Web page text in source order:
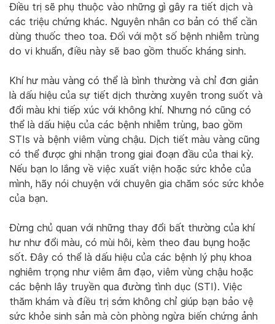
Điều trị sẽ phụ thuộc vào những gì gây ra tiết dịch và
các triệu chứng khác. Nguyên nhân cơ bản có thể cần
dùng thuốc theo toa. Đối với một số bệnh nhiễm trùng
do vi khuẩn, điều này sẽ bao gồm thuốc kháng sinh.
Khí hư màu vàng có thể là bình thường và chỉ đơn giản
là dấu hiệu của sự tiết dịch thường xuyên trong suốt và
đổi màu khi tiếp xúc với không khí. Nhưng nó cũng có
thể là dấu hiệu của các bệnh nhiễm trùng, bao gồm
STIs và bệnh viêm vùng chậu. Dịch tiết màu vàng cũng
có thể được ghi nhận trong giai đoạn đầu của thai kỳ.
Nếu bạn lo lắng về việc xuất viện hoặc sức khỏe của
mình, hãy nói chuyện với chuyên gia chăm sóc sức khỏe
của bạn.
Đừng chủ quan với những thay đổi bất thường của khí
hư như đổi màu, có mùi hôi, kèm theo đau bụng hoặc
sốt. Đây có thể là dấu hiệu của các bệnh lý phụ khoa
nghiêm trọng như viêm âm đạo, viêm vùng chậu hoặc
các bệnh lây truyền qua đường tình dục (STI). Việc
thăm khám và điều trị sớm không chỉ giúp bạn bảo vệ
sức khỏe sinh sản mà còn phòng ngừa biến chứng ảnh